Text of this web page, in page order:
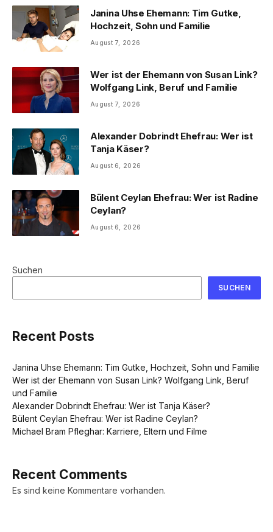
Janina Uhse Ehemann: Tim Gutke,
Hochzeit, Sohn und Familie
August 7, 2026
Wer ist der Ehemann von Susan Link?
Wolfgang Link, Beruf und Familie
August 7, 2026
Alexander Dobrindt Ehefrau: Wer ist
Tanja Käser?
August 6, 2026
Bülent Ceylan Ehefrau: Wer ist Radine
Ceylan?
August 6, 2026
Suchen
SUCHEN
Recent Posts
Janina Uhse Ehemann: Tim Gutke, Hochzeit, Sohn und Familie
Wer ist der Ehemann von Susan Link? Wolfgang Link, Beruf
und Familie
Alexander Dobrindt Ehefrau: Wer ist Tanja Käser?
Bülent Ceylan Ehefrau: Wer ist Radine Ceylan?
Michael Bram Pfleghar: Karriere, Eltern und Filme
Recent Comments
Es sind keine Kommentare vorhanden.